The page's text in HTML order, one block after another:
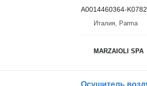
A0014460364-
Италия, Parma
MARZAIOLI SPA
Осушитель